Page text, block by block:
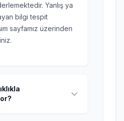
Yanlış ya
bilgi tespit
sayfamız üzerinden